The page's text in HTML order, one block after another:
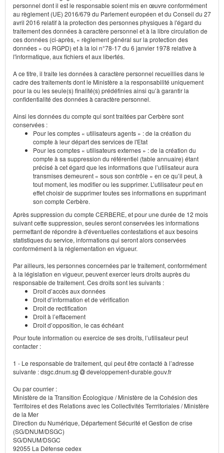
personnel dont il est le responsable soient mis en œuvre conformément
au règlement (UE) 2016/679 du Parlement européen et du Conseil du 27
avril 2016 relatif à la protection des personnes physiques à l'égard du
traitement des données à caractère personnel et à la libre circulation de
ces données (ci-après, « règlement général sur la protection des
données » ou RGPD) et à la loi n°78-17 du 6 janvier 1978 relative à
l'informatique, aux fichiers et aux libertés.
A ce titre, il traite les données à caractère personnel recueillies dans le
cadre des traitements dont le Ministère a la responsabilité uniquement
pour la ou les seule(s) finalité(s) prédéfinies ainsi qu’à garantir la
confidentialité des données à caractère personnel.
Ainsi les données du compte qui sont traitées par Cerbère sont
conservées :
Pour les comptes « utilisateurs agents » : de la création du
compte à leur départ des services de l'Etat
Pour les comptes « utilisateurs externes » : de la création du
compte à sa suppression du référentiel (table annuaire) étant
précisé à cet égard que les informations que l’utilisateur aura
transmises demeurent « sous son contrôle » en ce qu’il peut, à
tout moment, les modifier ou les supprimer. L’utilisateur peut en
effet choisir de supprimer toutes ses informations en supprimant
son compte Cerbère.
Après suppression du compte CERBERE, et pour une durée de 12 mois
suivant cette suppression, seules seront conservées les informations
permettant de répondre à d'éventuelles contestations et aux besoins
statistiques du service, informations qui seront alors conservées
conformément à la réglementation en vigueur.
Par ailleurs, les personnes concernées par le traitement, conformément
à la législation en vigueur, peuvent exercer leurs droits auprès du
responsable de traitement. Ces droits sont les suivants :
Droit d’accès aux données
Droit d’information et de vérification
Droit de rectification
Droit à l’effacement
Droit d’opposition, le cas échéant
Pour toute information ou exercice de ses droits, l’utilisateur peut
contacter :
1 - Le responsable de traitement, qui peut être contacté à l’adresse
suivante : dsgc.dnum.sg
developpement-durable.gouv.fr
Ou par courrier :
Ministère de la Transition Écologique / Ministère de la Cohésion des
Territoires et des Relations avec les Collectivités Terrritoriales / Ministère
de la Mer
Direction du Numérique, Département Sécurité et Gestion de crise
(SG/DNUM/DSGC)
SG/DNUM/DSGC
92055 La Défense cedex